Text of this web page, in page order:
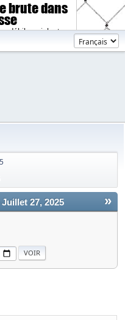
brute dans
débiles, violents.
»
27, 2025